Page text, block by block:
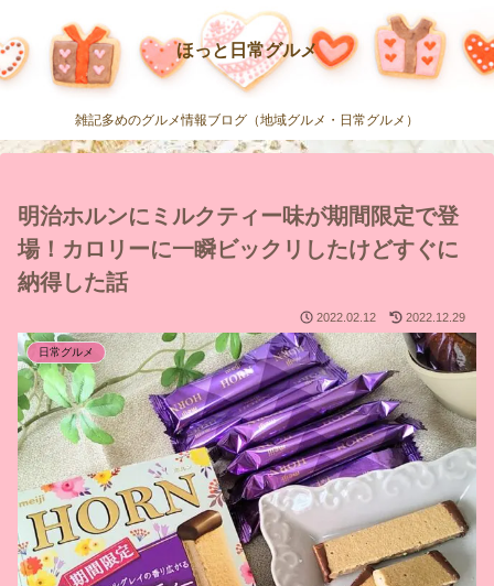
ほっと日常グルメ
雑記多めのグルメ情報ブログ（地域グルメ・日常グルメ）
明治ホルンにミルクティー味が期間限定で登
場！カロリーに一瞬ビックリしたけどすぐに
納得した話
2022.02.12 2022.12.29
日常グルメ